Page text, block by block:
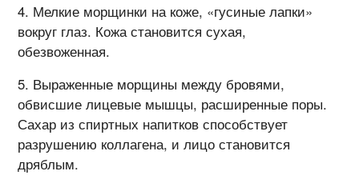
Мелкие морщинки на коже, «гусиные лапки»
вокруг глаз. Кожа становится сухая,
обезвоженная.
Выраженные морщины между бровями,
обвисшие лицевые мышцы, расширенные поры.
Сахар из спиртных напитков способствует
разрушению коллагена, и лицо становится
дряблым.